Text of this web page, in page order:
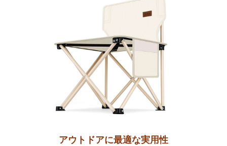
アウトドアに最適な実用性